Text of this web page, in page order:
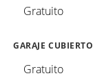
Gratuito
GARAJE CUBIERTO
Gratuito